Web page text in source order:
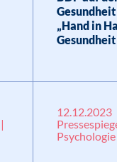
„Hand in
12.12.2023
Psychologie